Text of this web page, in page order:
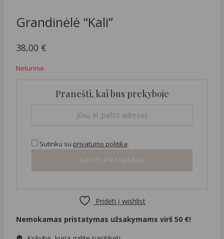
Grandinėlė “Kali”
38,00 €
Neturime
Pranešti, kai bus prekyboje
Sutinku su privatumo politika.
GAUTI PRANEŠIMĄ
Pridėti į wishlist
Nemokamas pristatymas užsakymams virš 50 €!